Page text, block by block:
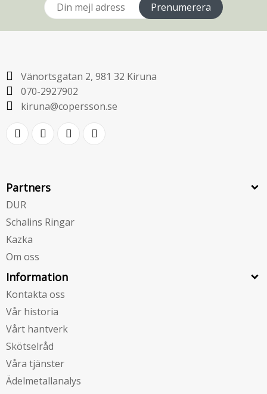
Prenumerera
Vänortsgatan 2, 981 32 Kiruna
070-2927902
kiruna@copersson.se
Partners
DUR
Schalins Ringar
Kazka
Om oss
Information
Kontakta oss
Vår historia
Vårt hantverk
Skötselråd
Våra tjänster
Ädelmetallanalys